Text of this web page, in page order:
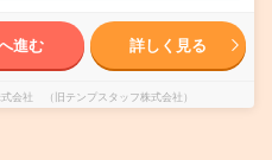
進む 詳しく見る
会社 （旧テンプスタッフ株式会社）